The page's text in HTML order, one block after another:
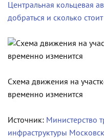
Центральная кольцевая
добраться и сколько
Схема движения на
временно изменится
Источник: Министерство
инфраструктуры